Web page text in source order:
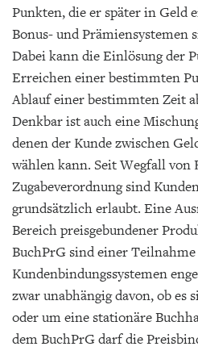
Punkten, die er später in Geld
Bonus- und Prämiensystemen
Dabei kann die Einlösung der
Erreichen einer bestimmten
Ablauf einer bestimmten Zeit
Denkbar ist auch eine
denen der Kunde zwischen
wählen kann. Seit Wegfall von
Zugabeverordnung sind
grundsätzlich erlaubt. Eine
Bereich preisgebundener
BuchPrG sind einer
Kundenbindungssystemen
zwar unabhängig davon, ob es
oder um eine stationäre
dem BuchPrG darf die